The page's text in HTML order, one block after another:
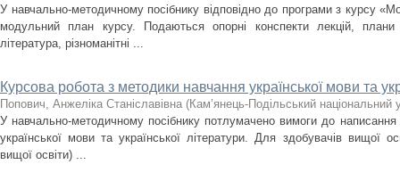
У навчально-методичному посібнику відповідно до програми з курсу
модульний план курсу. Подаються опорні конспекти лекцій, плани
література, різноманітні ...
Курсова робота з методики навчання української мови та
Попович, Анжеліка Станіславівна (Кам’янець-Подільський національний
У навчально-методичному посібнику потлумачено вимоги до написання
української мови та української літератури. Для здобувачів вищої
вищої освіти) ...